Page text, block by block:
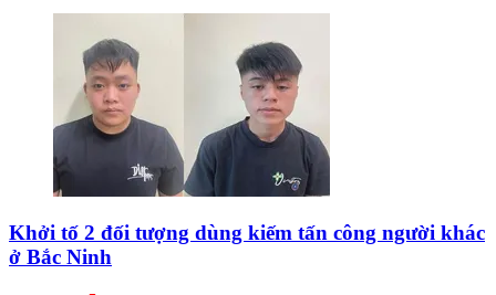
Khởi tố 2 đối tượng dùng kiếm tấn công người khác
ở Bắc Ninh